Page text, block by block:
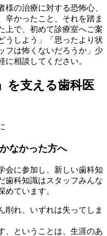
の治療に対する恐怖⼼、
⾟かったこと、それを踏ま
上で、初めて診療室へご案
うしよう」「思ったより状
フは怖くないだろうか」少
に相談してください。
を支える歯科医
なかった方へ
会に参加し、新しい歯科知
歯科知識はスタッフみんな
めています。
削れ、いずれは失ってしま
、ということは、生涯のあ